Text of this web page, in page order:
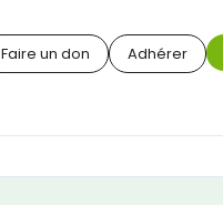
Faire un don Adhérer